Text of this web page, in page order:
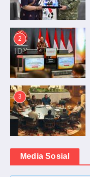
2
3
Media Sosial